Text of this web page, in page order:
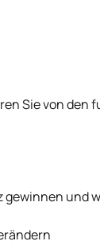
Sie von
und